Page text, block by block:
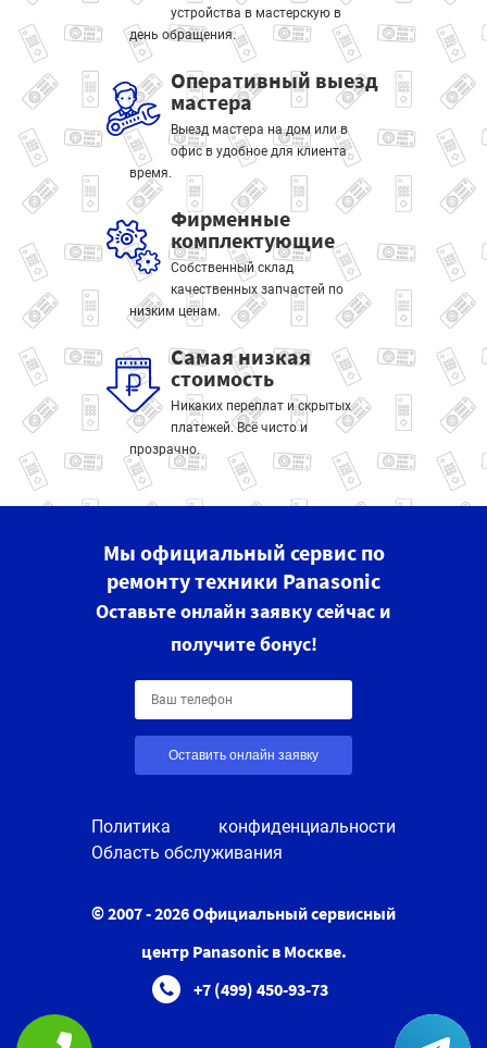
устройства в мастерскую в
день обращения.
Оперативный выезд
мастера
Выезд мастера на дом или в
офис в удобное для клиента
время.
Фирменные
комплектующие
Собственный склад
качественных запчастей по
низким ценам.
Самая низкая
стоимость
Никаких переплат и скрытых
платежей. Всё чисто и
прозрачно.
Мы официальный сервис по
ремонту техники Panasonic
Оставьте онлайн заявку сейчас и
получите бонус!
Оставить онлайн заявку
Политика конфиденциальности
Область обслуживания
© 2007 - 2026 Официальный сервисный
центр Panasonic в Москве.
+7 (499) 450-93-73